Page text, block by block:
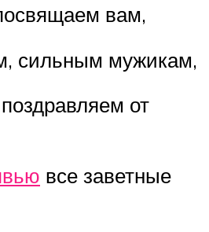
вам,
сильным мужикам,
от
все заветные